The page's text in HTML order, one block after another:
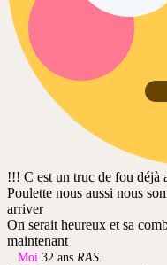
!!! C est un truc de fou déjà
Poulette nous aussi nous
arriver
On serait heureux et sa
maintenant
Moi 32 ans RAS.